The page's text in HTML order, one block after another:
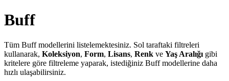
Buff
Tüm Buff modellerini listelemektesiniz. Sol taraftaki filtreleri
kullanarak, Koleksiyon, Form, Lisans, Renk ve Yaş Aralığı gibi
kritelere göre filtreleme yaparak, istediğiniz Buff modellerine daha
hızlı ulaşabilirsiniz.